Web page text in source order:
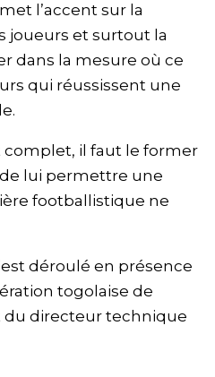
l’accent sur la
joueurs et surtout la
dans la mesure où ce
qui réussissent une
complet, il faut le former
lui permettre une
footballistique ne
déroulé en présence
togolaise de
du directeur technique